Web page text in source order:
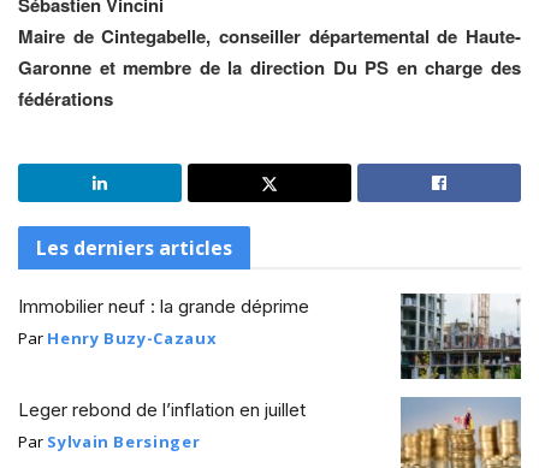
Maire de Cintegabelle, conseiller départemental de Haute-
Garonne et membre de la direction Du PS en charge des
fédérations
Les derniers articles
Immobilier neuf : la grande déprime
Par Henry Buzy-Cazaux
Leger rebond de l’inflation en juillet
Par Sylvain Bersinger